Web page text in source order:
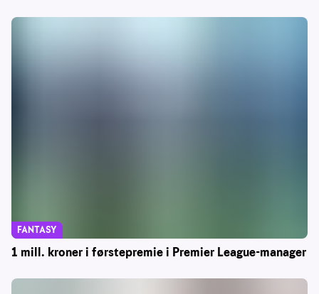
1 mill. kroner i førstepremie i Premier League-manager
FANTASY